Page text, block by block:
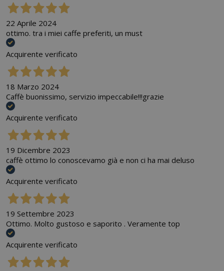
22 Aprile 2024
ottimo. tra i miei caffe preferiti, un must
Acquirente verificato
18 Marzo 2024
Caffè buonissimo, servizio impeccabile!!!grazie
Acquirente verificato
19 Dicembre 2023
caffè ottimo lo conoscevamo già e non ci ha mai deluso
Acquirente verificato
19 Settembre 2023
Ottimo. Molto gustoso e saporito . Veramente top
Acquirente verificato